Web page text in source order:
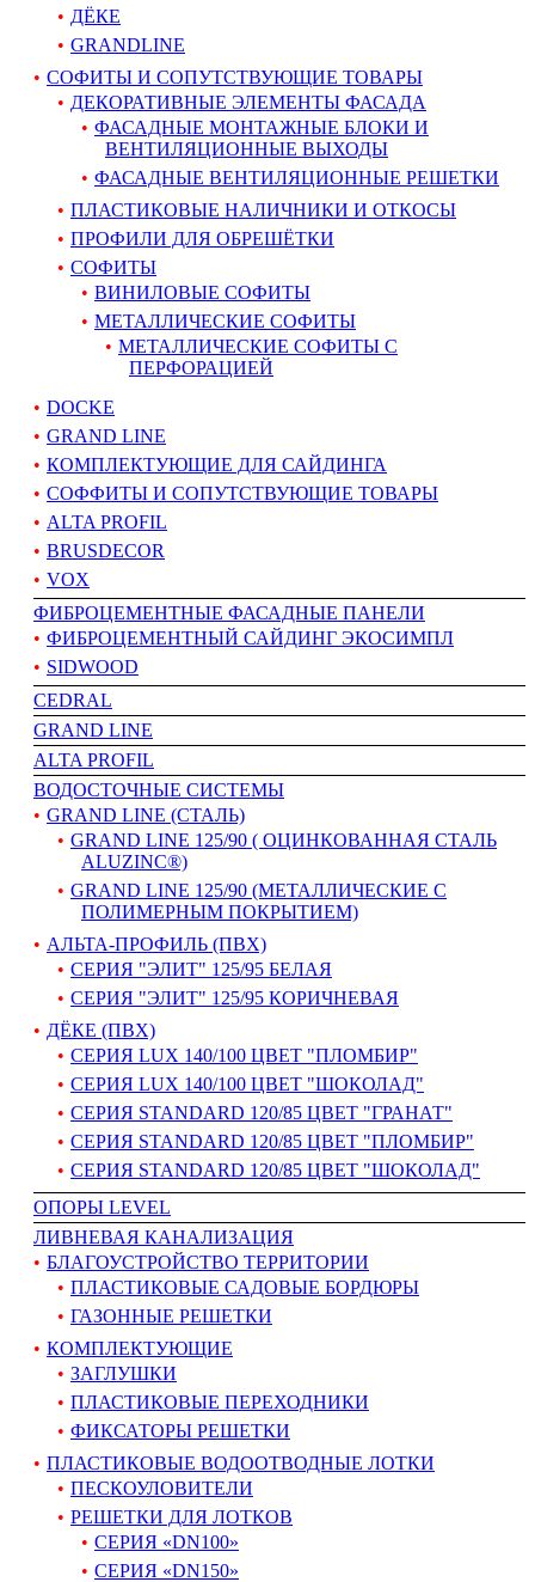
ДЁКЕ
GRANDLINE
СОФИТЫ И СОПУТСТВУЮЩИЕ ТОВАРЫ
ДЕКОРАТИВНЫЕ ЭЛЕМЕНТЫ ФАСАДА
ФАСАДНЫЕ МОНТАЖНЫЕ БЛОКИ И
ВЕНТИЛЯЦИОННЫЕ ВЫХОДЫ
ФАСАДНЫЕ ВЕНТИЛЯЦИОННЫЕ РЕШЕТКИ
ПЛАСТИКОВЫЕ НАЛИЧНИКИ И ОТКОСЫ
ПРОФИЛИ ДЛЯ ОБРЕШЁТКИ
СОФИТЫ
ВИНИЛОВЫЕ СОФИТЫ
МЕТАЛЛИЧЕСКИЕ СОФИТЫ
МЕТАЛЛИЧЕСКИЕ СОФИТЫ С
ПЕРФОРАЦИЕЙ
DOCKE
GRAND LINE
КОМПЛЕКТУЮЩИЕ ДЛЯ САЙДИНГА
СОФФИТЫ И СОПУТСТВУЮЩИЕ ТОВАРЫ
ALTA PROFIL
BRUSDECOR
VOX
ФИБРОЦЕМЕНТНЫЕ ФАСАДНЫЕ ПАНЕЛИ
ФИБРОЦЕМЕНТНЫЙ САЙДИНГ ЭКОСИМПЛ
SIDWOOD
CEDRAL
GRAND LINE
АLTA PROFIL
ВОДОСТОЧНЫЕ СИСТЕМЫ
GRAND LINE (СТАЛЬ)
GRAND LINE 125/90 ( ОЦИНКОВАННАЯ СТАЛЬ
ALUZINC®)
GRAND LINE 125/90 (МЕТАЛЛИЧЕСКИЕ С
ПОЛИМЕРНЫМ ПОКРЫТИЕМ)
АЛЬТА-ПРОФИЛЬ (ПВХ)
СЕРИЯ "ЭЛИТ" 125/95 БЕЛАЯ
СЕРИЯ "ЭЛИТ" 125/95 КОРИЧНЕВАЯ
ДЁКЕ (ПВХ)
СЕРИЯ LUX 140/100 ЦВЕТ "ПЛОМБИР"
СЕРИЯ LUX 140/100 ЦВЕТ "ШОКОЛАД"
СЕРИЯ STANDARD 120/85 ЦВЕТ "ГРАНАТ"
СЕРИЯ STANDARD 120/85 ЦВЕТ "ПЛОМБИР"
СЕРИЯ STANDARD 120/85 ЦВЕТ "ШОКОЛАД"
ОПОРЫ LEVEL
ЛИВНЕВАЯ КАНАЛИЗАЦИЯ
БЛАГОУСТРОЙСТВО ТЕРРИТОРИИ
ПЛАСТИКОВЫЕ САДОВЫЕ БОРДЮРЫ
ГАЗОННЫЕ РЕШЕТКИ
КОМПЛЕКТУЮЩИЕ
ЗАГЛУШКИ
ПЛАСТИКОВЫЕ ПЕРЕХОДНИКИ
ФИКСАТОРЫ РЕШЕТКИ
ПЛАСТИКОВЫЕ ВОДООТВОДНЫЕ ЛОТКИ
ПЕСКОУЛОВИТЕЛИ
РЕШЕТКИ ДЛЯ ЛОТКОВ
СЕРИЯ «DN100»
СЕРИЯ «DN150»